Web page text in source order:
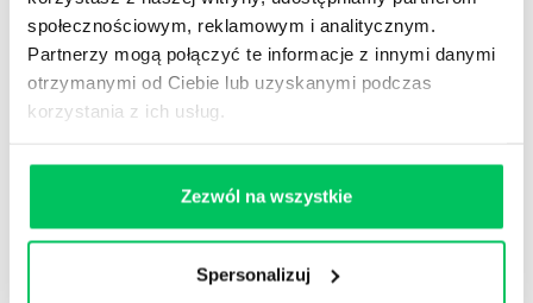
społecznościowym, reklamowym i analitycznym.
Partnerzy mogą połączyć te informacje z innymi danymi
otrzymanymi od Ciebie lub uzyskanymi podczas
korzystania z ich usług.
Zezwól na wszystkie
Spersonalizuj
Administracja publiczna
Pełna lista referencyjna